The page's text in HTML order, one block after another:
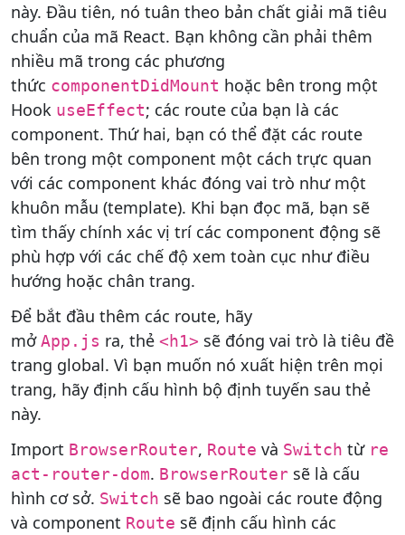
này. Đầu tiên, nó tuân theo bản chất giải mã tiêu
chuẩn của mã React. Bạn không cần phải thêm
nhiều mã trong các phương
thức componentDidMount hoặc bên trong một
Hook useEffect; các route của bạn là các
component. Thứ hai, bạn có thể đặt các route
bên trong một component một cách trực quan
với các component khác đóng vai trò như một
khuôn mẫu (template). Khi bạn đọc mã, bạn sẽ
tìm thấy chính xác vị trí các component động sẽ
phù hợp với các chế độ xem toàn cục như điều
hướng hoặc chân trang.
Để bắt đầu thêm các route, hãy
mởApp.js ra, thẻ <h1> sẽ đóng vai trò là tiêu đề
trang global. Vì bạn muốn nó xuất hiện trên mọi
trang, hãy định cấu hình bộ định tuyến sau thẻ
này.
Import BrowserRouter, Route và Switch từ re
act-router-dom. BrowserRouter sẽ là cấu
hình cơ sở. Switch sẽ bao ngoài các route động
và component Route sẽ định cấu hình các